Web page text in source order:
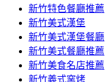
新竹特色餐廳推薦
新竹美式漢堡
新竹美式漢堡餐廳
新竹美式餐廳推薦
新竹美食名店推薦
新竹義式窯烤